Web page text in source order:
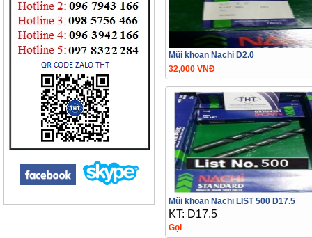
Mũi khoan Nachi D2.0
32,000 VNĐ
Mũi khoan Nachi LIST 500 D17.5
KT: D17.5
Gọi